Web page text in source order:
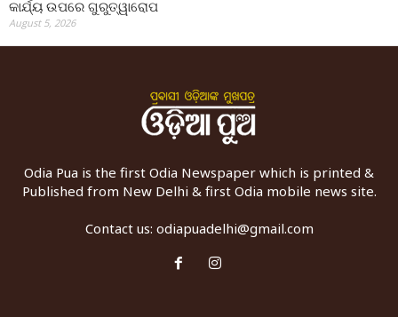
କାର୍ଯ୍ୟ ଉପରେ ଗୁରୁତ୍ୱାରୋପ
August 5, 2026
Odia Pua is the first Odia Newspaper which is printed &
Published from New Delhi & first Odia mobile news site.
Contact us: odiapuadelhi@gmail.com